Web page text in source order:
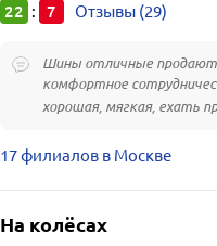
22 : 7 Отзывы (29)
Шины отличные
комфортное
хорошая, мягкая, ехать
17 филиалов в Москве
На колёсах